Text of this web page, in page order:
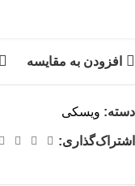
افزودن به مقایسه
دسته: ویسکی
اشتراک‌گذاری: